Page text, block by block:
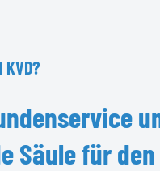
KVD?
Säulefürden